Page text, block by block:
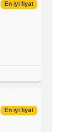
En iyi fiyat
En iyi fiyat